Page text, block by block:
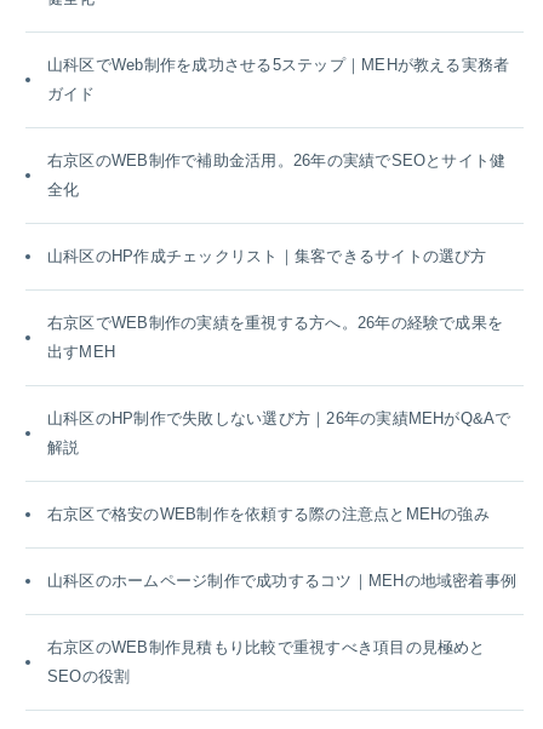
山科区でWeb制作を成功させる5ステップ｜MEHが教える実務者
ガイド
右京区のWEB制作で補助金活用。26年の実績でSEOとサイト健
全化
山科区のHP作成チェックリスト｜集客できるサイトの選び方
右京区でWEB制作の実績を重視する方へ。26年の経験で成果を
出すMEH
山科区のHP制作で失敗しない選び方｜26年の実績MEHがQ&Aで
解説
右京区で格安のWEB制作を依頼する際の注意点とMEHの強み
山科区のホームページ制作で成功するコツ｜MEHの地域密着事例
右京区のWEB制作見積もり比較で重視すべき項目の見極めと
SEOの役割